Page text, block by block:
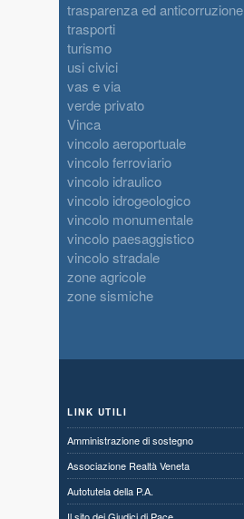
trasparenza ed anticorruzione
trasporti
turismo
usi civici
vas e via
verde privato
Vinca
vincolo aeroportuale
vincolo ferroviario
vincolo idraulico
vincolo idrogeologico
vincolo monumentale
vincolo paesaggistico
vincolo stradale
zone agricole
zone sismiche
LINK UTILI
Amministrazione di sostegno
Associazione Realtà Veneta
Autotutela della P.A.